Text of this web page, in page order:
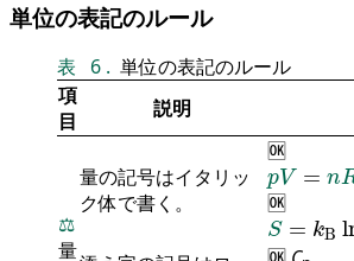
単位の表記のルール
表 6 . 単位の表記のルール
項
目
説明
⚖️
量
量の記号はイタリッ
ク体で書く。
🆗
pV = n
pV= RT
🆗
S = kB
S= Bln